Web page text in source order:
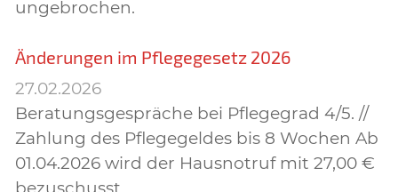
ungebrochen.
Änderungen im Pflegegesetz 2026
27.02.2026
Beratungsgespräche bei Pflegegrad 4/5. //
Zahlung des Pflegegeldes bis 8 Wochen Ab
01.04.2026 wird der Hausnotruf mit 27,00 €
bezuschusst